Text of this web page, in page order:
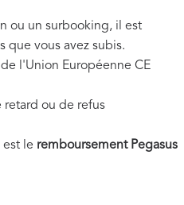
ou un surbooking, il est
que vous avez subis.
l'Union Européenne CE
retard ou de refus
le remboursement Pegasus